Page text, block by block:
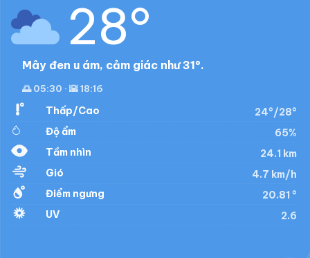
28°
Mây đen u ám, cảm giác như 31°.
🌅 05:30 · 🌇 18:16
Thấp/Cao
24°/28°
Độ ẩm
65%
Tầm nhìn
24.1 km
Gió
4.7 km/h
Điểm ngưng
20.81 °
UV
2.6